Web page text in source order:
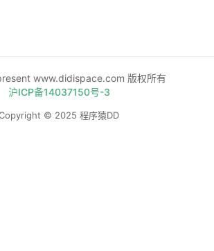
www.didispace.com 版权所有
沪ICP备14037150号-3
© 2025 程序猿DD